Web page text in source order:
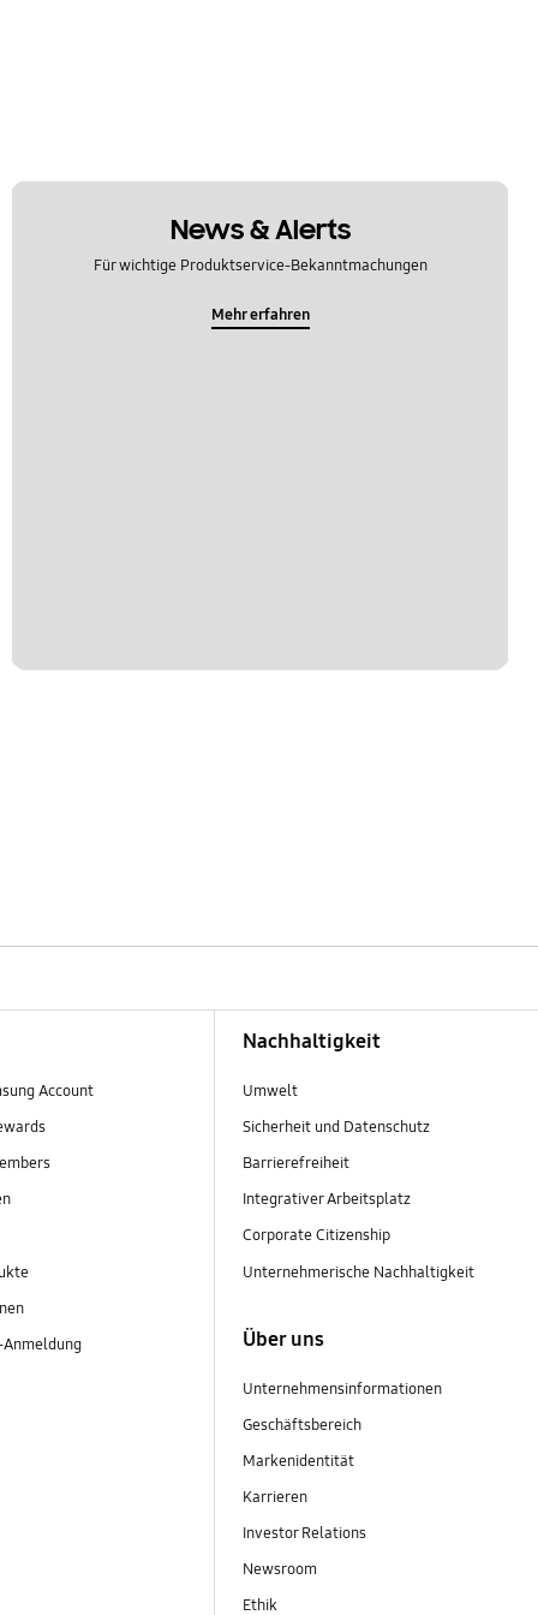
News & Alerts
Für wichtige Produktservice-Bekanntmachungen
Mehr erfahren
Account
Nachhaltigkeit
Umwelt
Sicherheit und Datenschutz
Barrierefreiheit
Integrativer Arbeitsplatz
Corporate Citizenship
Unternehmerische Nachhaltigkeit
Über uns
Unternehmensinformationen
Geschäftsbereich
Markenidentität
Karrieren
Investor Relations
Newsroom
Ethik